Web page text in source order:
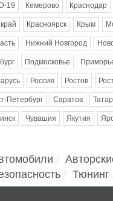
19 Кемерово Краснодар
Красноярск Крым
Нижний Новгород
Подмосковье
Россия Ростов
Петербург Саратов
Чувашия Якутия
Тюнинг
водителю